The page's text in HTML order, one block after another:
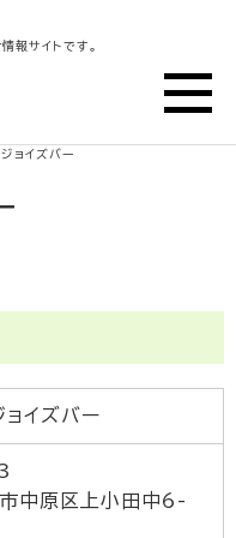
報サイトです。
ョイズバー
イズバー
中原区上小田中6-